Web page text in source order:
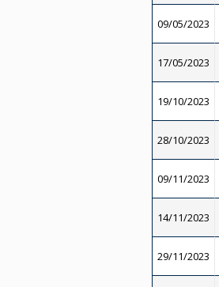
09/05/2023
17/05/2023
19/10/2023
28/10/2023
09/11/2023
14/11/2023
29/11/2023